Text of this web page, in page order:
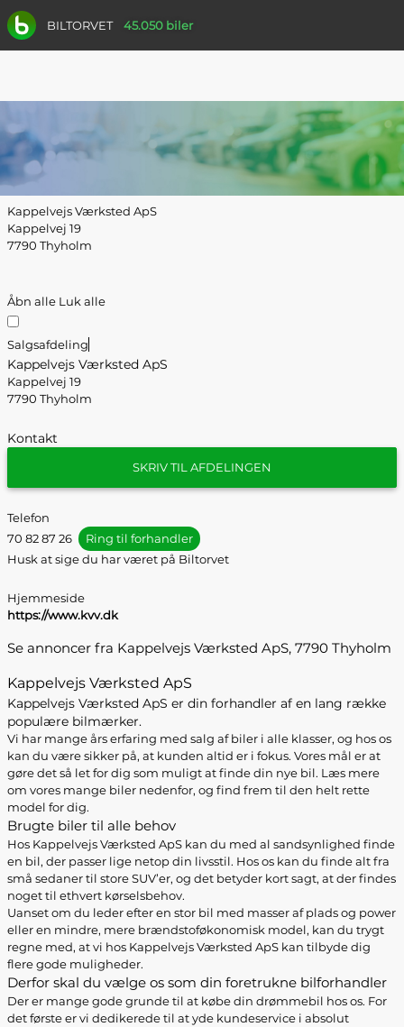
BILTORVET 45.050 biler
Kappelvejs Værksted ApS
Kappelvej 19
7790 Thyholm
Åbn alle Luk alle
Salgsafdeling
Kappelvejs Værksted ApS
Kappelvej 19
7790 Thyholm
Kontakt
SKRIV TIL AFDELINGEN
Telefon
70 82 87 26
Ring til forhandler
Husk at sige du har været på Biltorvet
Hjemmeside
https://www.kvv.dk
Se annoncer fra Kappelvejs Værksted ApS, 7790 Thyholm
Kappelvejs Værksted ApS
Kappelvejs Værksted ApS er din forhandler af en lang række
populære bilmærker.
Vi har mange års erfaring med salg af biler i alle klasser, og hos os
kan du være sikker på, at kunden altid er i fokus. Vores mål er at
gøre det så let for dig som muligt at finde din nye bil. Læs mere
om vores mange biler nedenfor, og find frem til den helt rette
model for dig.
Brugte biler til alle behov
Hos Kappelvejs Værksted ApS kan du med al sandsynlighed finde
en bil, der passer lige netop din livsstil. Hos os kan du finde alt fra
små sedaner til store SUV’er, og det betyder kort sagt, at der findes
noget til ethvert kørselsbehov.
Uanset om du leder efter en stor bil med masser af plads og power
eller en mindre, mere brændstoføkonomisk model, kan du trygt
regne med, at vi hos Kappelvejs Værksted ApS kan tilbyde dig
flere gode muligheder.
Derfor skal du vælge os som din foretrukne bilforhandler
Der er mange gode grunde til at købe din drømmebil hos os. For
det første er vi dedikerede til at yde kundeservice i absolut